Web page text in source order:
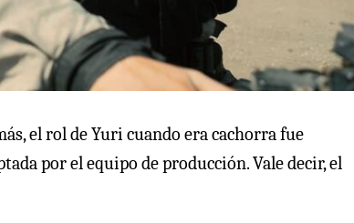
el rol de Yuri cuando era cachorra fue
por el equipo de producción. Vale decir, el